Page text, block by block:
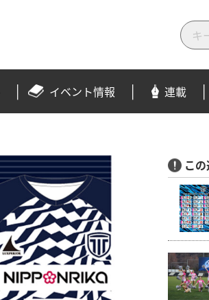
検
索
す
る
イベント情報 連載
こ